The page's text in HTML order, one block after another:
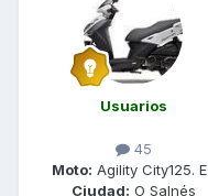
Usuarios
45
Moto: Agility City125.
Ciudad: O Salnés